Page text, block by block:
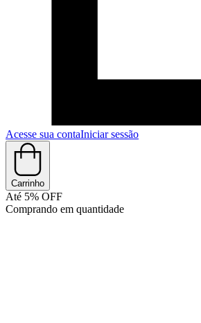
Acesse sua contaIniciar sessão
Carrinho
Até 5% OFF
Comprando em quantidade